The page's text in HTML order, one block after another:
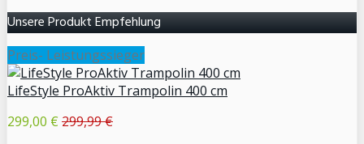
Unsere Produkt Empfehlung
Preis- Leistungssieger
LifeStyle ProAktiv Trampolin 400 cm
299,00 € 299,99 €